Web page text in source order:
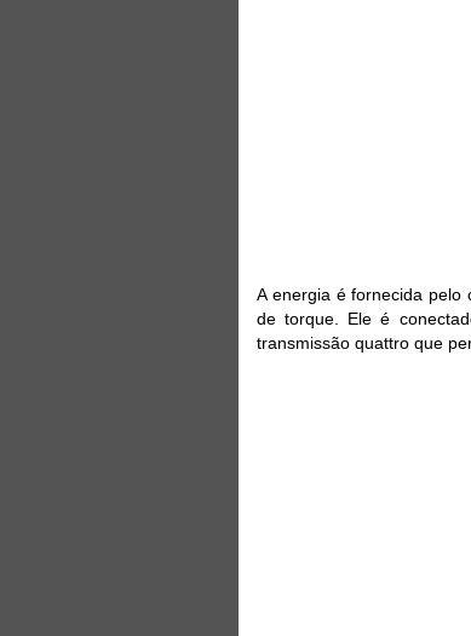
A energia é fornecida pelo
de torque. Ele é
transmissão quattro que